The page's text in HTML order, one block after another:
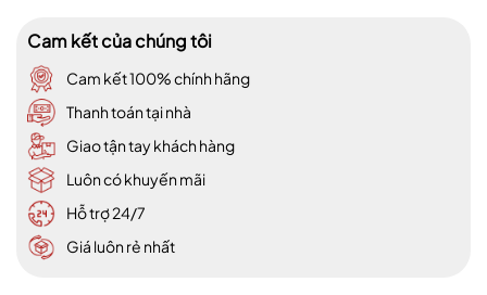
Cam kết của chúng tôi
Cam kết 100% chính hãng
Thanh toán tại nhà
Giao tận tay khách hàng
Luôn có khuyến mãi
Hỗ trợ 24/7
Giá luôn rẻ nhất